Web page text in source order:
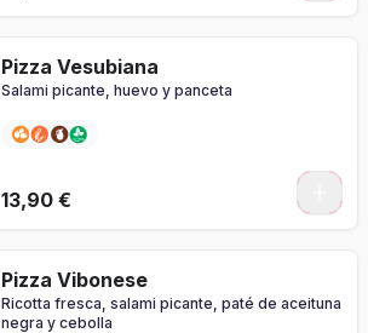
Pizza Vesubiana
Salami picante, huevo y panceta
13,90 €
Pizza Vibonese
Ricotta fresca, salami picante, paté de aceituna
negra y cebolla